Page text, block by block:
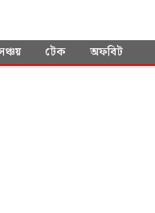
টেক অফবিট